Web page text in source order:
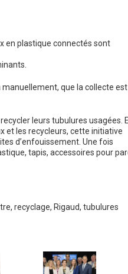
en plastique connectés sont
que la collecte est
leurs tubulures usagées.
et les recycleurs, cette initiative
d’enfouissement. Une fois
tapis, accessoires pour
, recyclage, Rigaud, tubulures